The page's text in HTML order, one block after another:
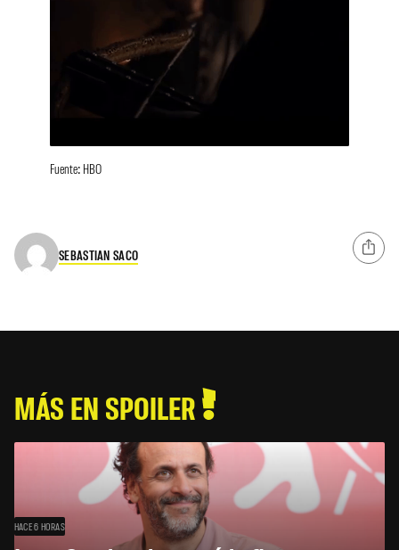
Fuente: HBO
SEBASTIAN SACO
MÁS EN SPOILER
HACE 6 HORAS